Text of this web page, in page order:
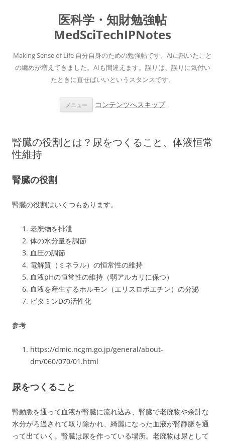
医科学・知財勉強帖
MedSciTechIPNotes
Making Sense of Life 自分自身のための勉強帖です。AIに訊いたこと
の纏めが増えてきました。AIも間違えます。誤りは、誤りに気付い
たときに直せばいいというスタンスです。
メニュー コンテンツへスキップ
腎臓の役割とは？尿をつくること、体液恒常
性維持
腎臓の役割
腎臓の役割はいくつもあります。
老廃物を排泄
体の水分量を調節
血圧の調節
電解質（ミネラル）の恒常性の維持
血液pHの恒常性の維持（弱アルカリに保つ）
血液を産生するホルモン（エリスロポエチン）の分泌
ビタミンDの活性化
参考
https://dmic.ncgm.go.jp/general/about-
dm/060/070/01.html
尿をつくること
腎動脈を通って血液が腎臓に流れ込み、腎臓で老廃物や余計な
水分がろ過されて取り除かれ、綺麗になった血液が腎静脈を通
って出ていく。腎臓は尿を作っている場所。老廃物は尿として